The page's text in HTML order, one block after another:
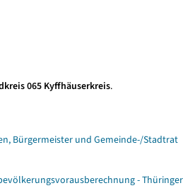
065 Kyffhäuserkreis.
Bürgermeister und Gemeinde-/Stadtrat
-